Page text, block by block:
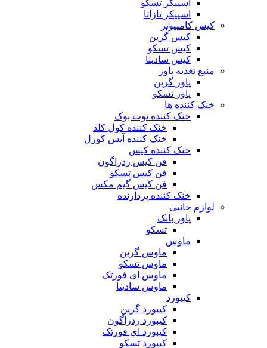
اسپیکر تسکو
اسپیکر تازاتا
کیس کامپیوتر
کیس گرین
کیس تسکو
کیس سادیتا
منبع تغذیه‌ پاور
پاور گرین
پاور تسکو
خنک کننده ها
خنک کننده نوت بوک
خنک کننده کول کلد
خنک کننده آیس کورل
خنک کننده کیس
فن کیس ردراگون
فن کیس تسکو
فن کیس گیم مکس
خنک کننده پردازنده
لوازم جانبی
پاور بانک
تسکو
ماوس
ماوس گرین
ماوس تسکو
ماوس ای فورتک
ماوس سادیتا
کیبورد
کیبورد گرین
کیبورد ردراگون
کیبورد ای فورتک
کیبورد تسکو